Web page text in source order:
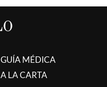
GUÍA MÉDICA
A LA CARTA